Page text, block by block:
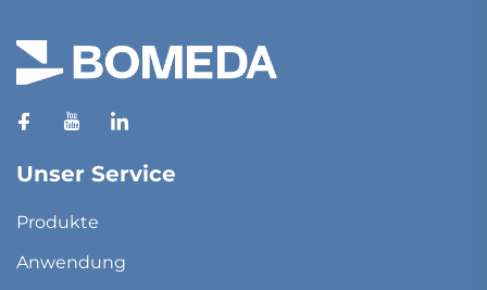
Unser Service
Produkte
Anwendung